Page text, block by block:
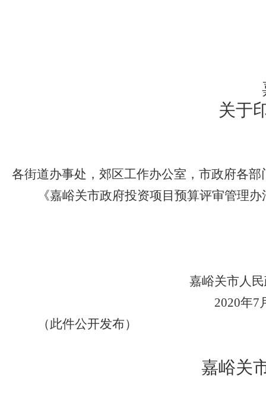
关于
各街道办事处，郊区工作办公室，市政府各部
《嘉峪关市政府投资项目预算评审管理
嘉峪关市人
2020年7
（此件公开发布）
嘉峪关